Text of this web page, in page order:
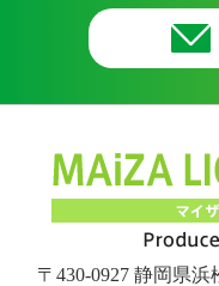
〒430-0927 静岡県